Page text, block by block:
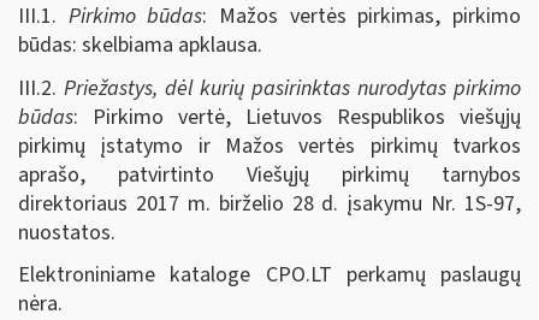
III.1. Pirkimo būdas: Mažos vertės pirkimas, pirkimo
būdas: skelbiama apklausa.
III.2. Priežastys, dėl kurių pasirinktas nurodytas pirkimo
būdas: Pirkimo vertė, Lietuvos Respublikos viešųjų
pirkimų įstatymo ir Mažos vertės pirkimų tvarkos
aprašo, patvirtinto Viešųjų pirkimų tarnybos
direktoriaus 2017 m. birželio 28 d. įsakymu Nr. 1S-97,
nuostatos.
Elektroniniame kataloge CPO.LT perkamų paslaugų
nėra.